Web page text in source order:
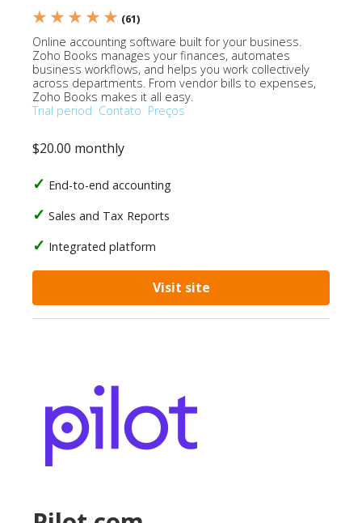
★ ★ ★ ★ ★ (61)
Online accounting software built for your business.
Zoho Books manages your finances, automates
business workflows, and helps you work collectively
across departments. From vendor bills to expenses,
Zoho Books makes it all easy.
Trial period Contato Preços
$20.00 monthly
End-to-end accounting
Sales and Tax Reports
Integrated platform
Visit site